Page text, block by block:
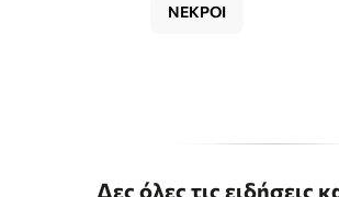
ΝΕΚΡΟΙ
Δες όλες τις ειδήσεις